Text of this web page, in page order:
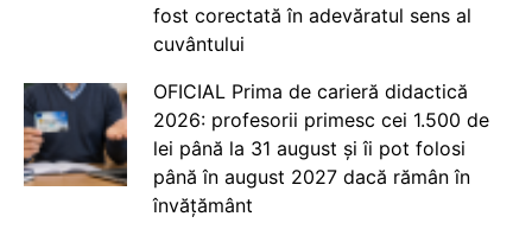
fost corectată în adevăratul sens al
cuvântului
OFICIAL Prima de carieră didactică
2026: profesorii primesc cei 1.500 de
lei până la 31 august și îi pot folosi
până în august 2027 dacă rămân în
învățământ